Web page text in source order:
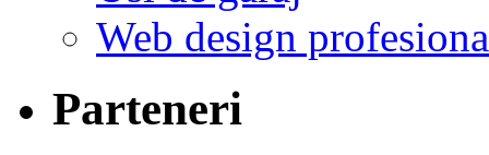
Web design
Parteneri